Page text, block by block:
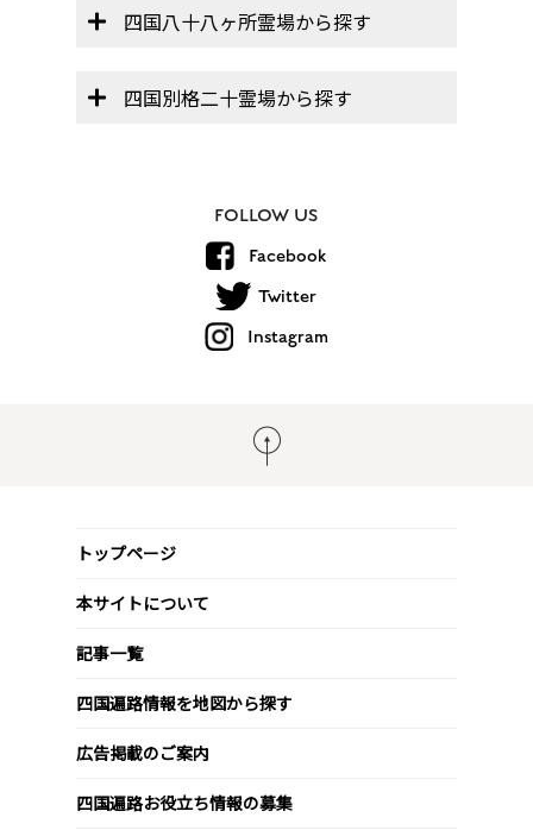
四国八十八ヶ所霊場から探す
四国別格二十霊場から探す
FOLLOW US
Facebook
Twitter
Instagram
トップページ
本サイトについて
記事一覧
四国遍路情報を地図から探す
広告掲載のご案内
四国遍路お役立ち情報の募集